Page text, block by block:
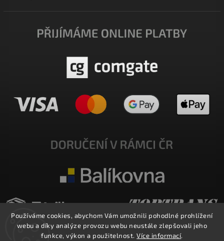
Používáme cookies, abychom Vám umožnili pohodlné prohlížení
webu a díky analýze provozu webu neustále zlepšovali jeho
funkce, výkon a použitelnost.Více informací.